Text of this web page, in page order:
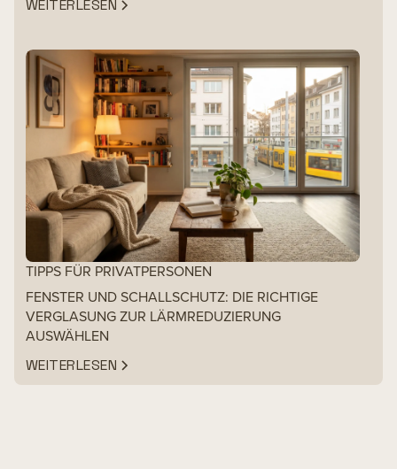
WEITERLESEN
TIPPS FÜR PRIVATPERSONEN
FENSTER UND SCHALLSCHUTZ: DIE RICHTIGE
VERGLASUNG ZUR LÄRMREDUZIERUNG
AUSWÄHLEN
WEITERLESEN